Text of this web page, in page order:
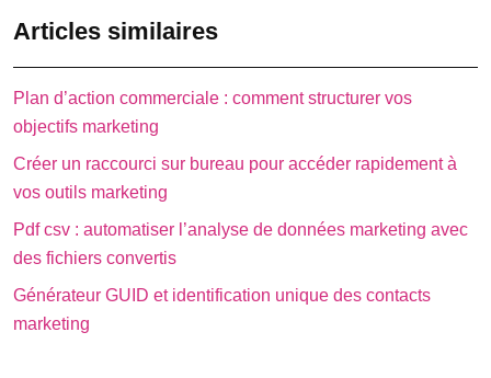
Articles similaires
Plan d’action commerciale : comment structurer vos
objectifs marketing
Créer un raccourci sur bureau pour accéder rapidement à
vos outils marketing
Pdf csv : automatiser l’analyse de données marketing avec
des fichiers convertis
Générateur GUID et identification unique des contacts
marketing